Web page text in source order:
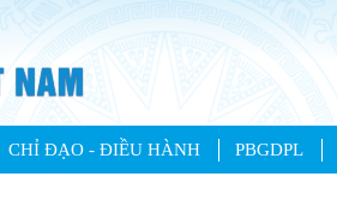
CHỈ ĐẠO - ĐIỀU HÀNH PBGDPL